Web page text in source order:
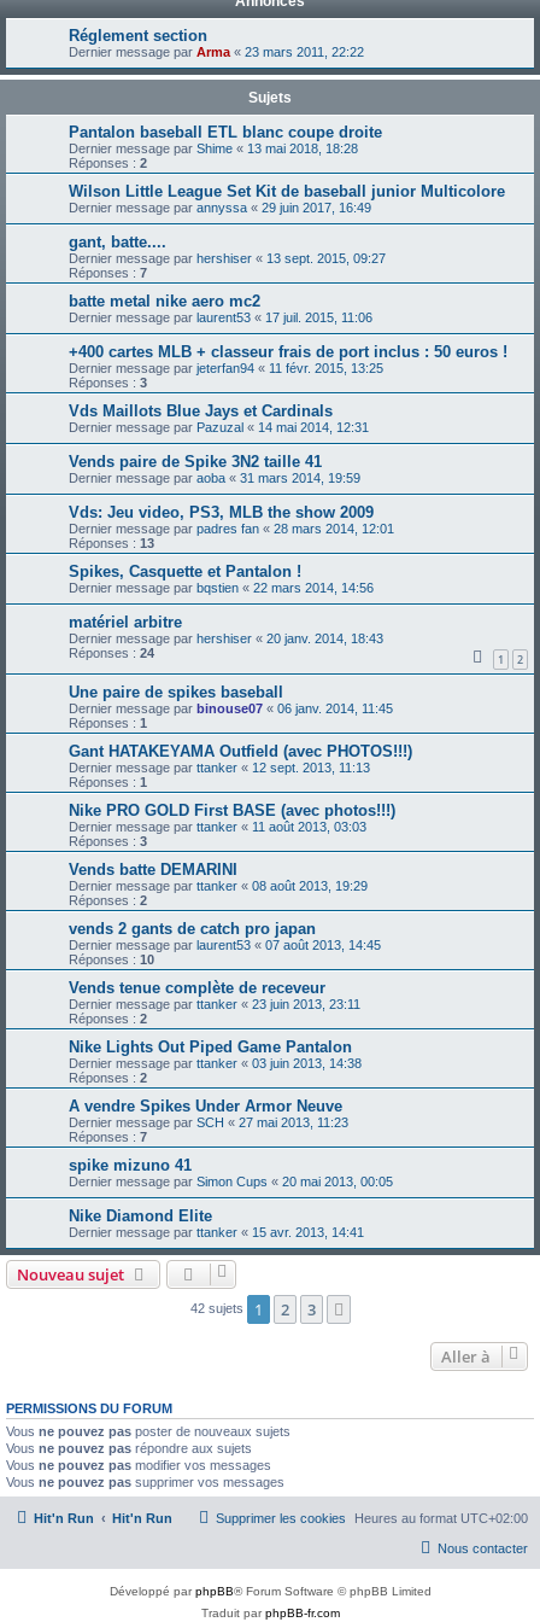
Réglement section
Dernier message par Arma « 23 mars 2011, 22:22
Sujets
Pantalon baseball ETL blanc coupe droite
Dernier message par Shime « 13 mai 2018, 18:28
Réponses : 2
Wilson Little League Set Kit de baseball junior Multicolore
Dernier message par annyssa « 29 juin 2017, 16:49
gant, batte....
Dernier message par hershiser « 13 sept. 2015, 09:27
Réponses : 7
batte metal nike aero mc2
Dernier message par laurent53 « 17 juil. 2015, 11:06
+400 cartes MLB + classeur frais de port inclus : 50 euros !
Dernier message par jeterfan94 « 11 févr. 2015, 13:25
Réponses : 3
Vds Maillots Blue Jays et Cardinals
Dernier message par Pazuzal « 14 mai 2014, 12:31
Vends paire de Spike 3N2 taille 41
Dernier message par aoba « 31 mars 2014, 19:59
Vds: Jeu video, PS3, MLB the show 2009
Dernier message par padres fan « 28 mars 2014, 12:01
Réponses : 13
Spikes, Casquette et Pantalon !
Dernier message par bqstien « 22 mars 2014, 14:56
matériel arbitre
Dernier message par hershiser « 20 janv. 2014, 18:43
Réponses : 24 1 2
Une paire de spikes baseball
Dernier message par binouse07 « 06 janv. 2014, 11:45
Réponses : 1
Gant HATAKEYAMA Outfield (avec PHOTOS!!!)
Dernier message par ttanker « 12 sept. 2013, 11:13
Réponses : 1
Nike PRO GOLD First BASE (avec photos!!!)
Dernier message par ttanker « 11 août 2013, 03:03
Réponses : 3
Vends batte DEMARINI
Dernier message par ttanker « 08 août 2013, 19:29
Réponses : 2
vends 2 gants de catch pro japan
Dernier message par laurent53 « 07 août 2013, 14:45
Réponses : 10
Vends tenue complète de receveur
Dernier message par ttanker « 23 juin 2013, 23:11
Réponses : 2
Nike Lights Out Piped Game Pantalon
Dernier message par ttanker « 03 juin 2013, 14:38
Réponses : 2
A vendre Spikes Under Armor Neuve
Dernier message par SCH « 27 mai 2013, 11:23
Réponses : 7
spike mizuno 41
Dernier message par Simon Cups « 20 mai 2013, 00:05
Nike Diamond Elite
Dernier message par ttanker « 15 avr. 2013, 14:41
Nouveau sujet
42 sujets 1 2 3
Aller à
PERMISSIONS DU FORUM
Vous ne pouvez pas poster de nouveaux sujets
Vous ne pouvez pas répondre aux sujets
Vous ne pouvez pas modifier vos messages
Vous ne pouvez pas supprimer vos messages
Hit'n Run Hit'n Run Heures au format UTC+02:00
Supprimer les cookies
Nous contacter
Développé parphpBB® Forum Software © phpBB Limited
Traduit parphpBB-fr.com